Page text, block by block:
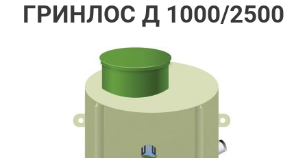
ГРИНЛОС Д 1000/2500